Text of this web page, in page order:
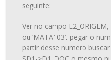
seguinte:
Ver no campo
ou ‘MATA103’, pegar o
partir desse numero
SD1->D1_DOC o mesmo